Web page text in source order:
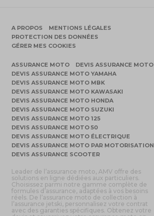
A PROPOS
MENTIONS LÉGALES
PROTECTION DES DONNÉES
GÉRER MES COOKIES
ASSURANCE MOTO
DEVIS ASSURANCE MOTO
DEVIS ASSURANCE MOTO YAMAHA
DEVIS ASSURANCE MOTO MBK
DEVIS ASSURANCE MOTO KAWASAKI
DEVIS ASSURANCE MOTO HONDA
DEVIS ASSURANCE MOTO SUZUKI
DEVIS ASSURANCE MOTO 125
DEVIS ASSURANCE MOTO 50
DEVIS ASSURANCE MOTO ÉLECTRIQUE
DEVIS ASSURANCE MOTO PAR MOTORISATION
DEVIS ASSURANCE SCOOTER
Leader de l’assurance moto, AMV offre des
solutions en ligne dédiées aux particuliers.
Choisissez parmi notre gamme complète de
formules d’assurance, adaptées à vos besoins
réels. De l’assurance moto de collection à
l’assurance jetski, personnalisez votre contrat
avec des garanties spécifiques. Obtenez votre